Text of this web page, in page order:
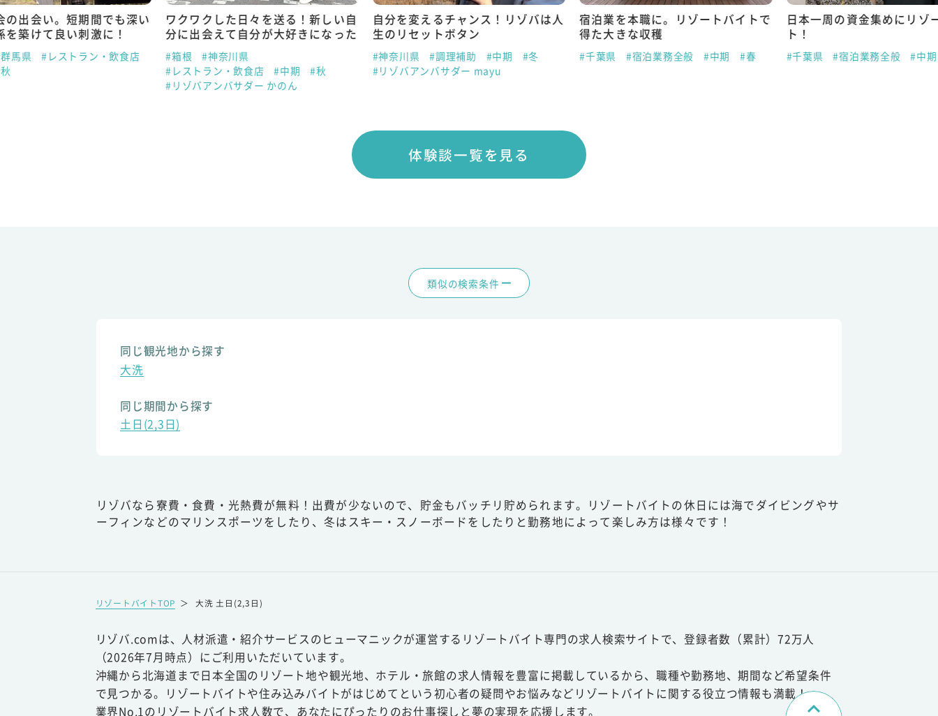
の出会い。短期間でも深い
を築けて良い刺激に！
馬県
#レストラン・飲食店
ワクワクした日々を送る！新しい自
分に出会えて自分が大好きになった
#箱根
#神奈川県
#レストラン・飲食店
#中期
#秋
#リゾバアンバサダー かのん
自分を変えるチャンス！リゾバは人
生のリセットボタン
#神奈川県 #調理補助 #中期
#冬
#リゾバアンバサダー mayu
宿泊業を本職に。リゾートバイトで
得た大きな収穫
#千葉県 #宿泊業務全般 #中期 #春
日本一周の資金集めにリゾ
ト！
#千葉県 #宿泊業務全般 #中期
体験談一覧を見る
類似の検索条件
同じ観光地から探す
大洗
同じ期間から探す
土日(2,3日)
リゾバなら寮費・食費・光熱費が無料！出費が少ないので、貯金もバッチリ貯められます。リゾートバイトの休日には海でダイビングやサ
ーフィンなどのマリンスポーツをしたり、冬はスキー・スノーボードをしたりと勤務地によって楽しみ方は様々です！
リゾートバイトTOP ＞ 大洗 土日(2,3日)
リゾバ.comは、人材派遣・紹介サービスのヒューマニックが運営するリゾートバイト専門の求人検索サイトで、登録者数（累計）72万人
（2026年7月時点）にご利用いただいています。
沖縄から北海道まで日本全国のリゾート地や観光地、ホテル・旅館の求人情報を豊富に掲載しているから、職種や勤務地、期間など希望条件
で見つかる。リゾートバイトや住み込みバイトがはじめてという初心者の疑問やお悩みなどリゾートバイトに関する役立つ情報も満載！
業界No.1のリゾートバイト求人数で、あなたにぴったりのお仕事探しと夢の実現を応援します。